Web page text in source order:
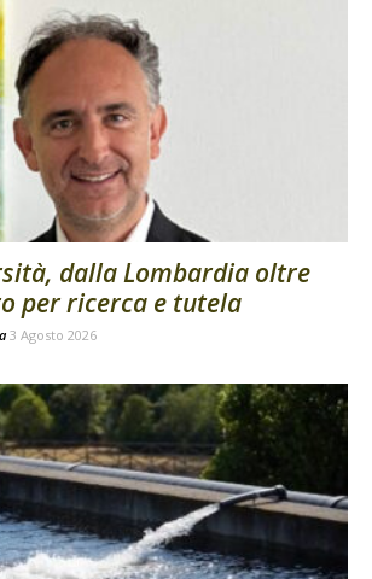
dalla Lombardia oltre
per ricerca e tutela
3 Agosto 2026